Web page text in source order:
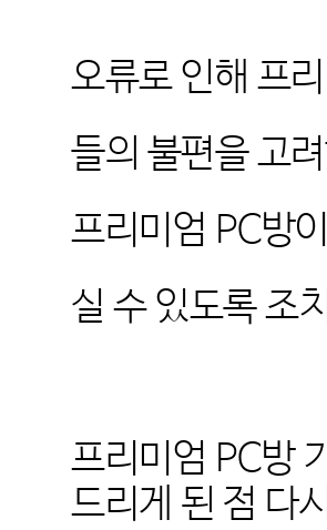
오류로 인해 프
들의 불편을 고
프리미엄 PC방
실 수 있도록 조
프리미엄 PC방
드리게 된 점 다